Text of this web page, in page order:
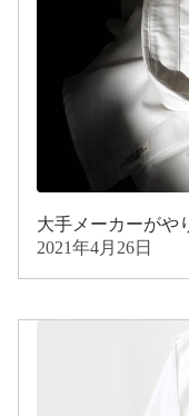
大手メーカーがや
2021年4月26日